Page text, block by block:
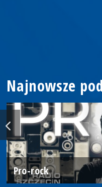
Najnowsze
Pro-rock